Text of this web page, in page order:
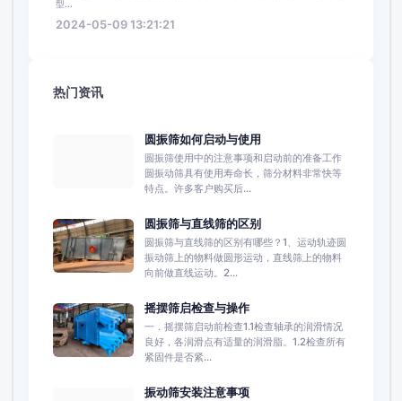
型...
2024-05-09 13:21:21
热门资讯
圆振筛如何启动与使用
圆振筛使用中的注意事项和启动前的准备工作
圆振动筛具有使用寿命长，筛分材料非常快等
特点。许多客户购买后...
圆振筛与直线筛的区别
圆振筛与直线筛的区别有哪些？1、运动轨迹圆
振动筛上的物料做圆形运动，直线筛上的物料
向前做直线运动。2...
摇摆筛启检查与操作
一．摇摆筛启动前检查1.1检查轴承的润滑情况
良好，各润滑点有适量的润滑脂。1.2检查所有
紧固件是否紧...
振动筛安装注意事项